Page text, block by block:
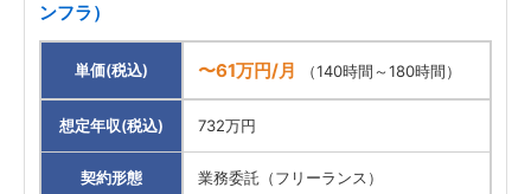
一部リモート 31
ンフラ）
単価(税込) 〜61万円/月 （140時間～180時間）
想定年収(税込) 732万円
契約形態 業務委託（フリーランス）